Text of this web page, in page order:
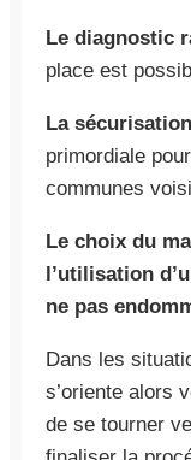
Le diagnostic
place est
La
primordiale
communes
Le choix du
l’utilisation
ne pas
Dans les
s’oriente alors
de se tourner